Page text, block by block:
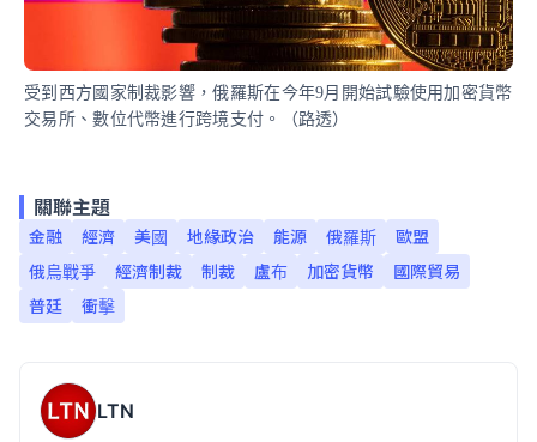
受到西方國家制裁影響，俄羅斯在今年9月開始試驗使用加密貨幣
交易所、數位代幣進行跨境支付。（路透）
關聯主題
金融 經濟 美國 地緣政治 能源 俄羅斯
歐盟
俄烏戰爭
經濟制裁 制裁 盧布 加密貨幣
國際貿易
普廷
衝擊
LTN